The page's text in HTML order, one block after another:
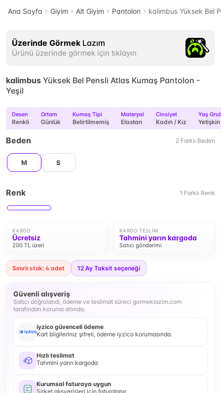
Ana Sayfa Giyim Alt Giyim Pantolon kalimbus Yüksek Bel
Üzerinde Görmek Lazım
Ürünü üzerinde görmek için tıklayın
kalimbus Yüksek Bel Pensli Atlas Kumaş Pantolon -
Yeşil
Desen
Renkli
Ortam
Günlük
Kumaş Tipi
Belirtilmemiş
Materyal
Elastan
Cinsiyet
Kadın / Kız
Yaş
Yetişkin
Beden 2 Farklı Beden
M S
Renk 1 Farklı Renk
KARGO
Ücretsiz
200 TL üzeri
KARGO TESLIM
Tahmini yarın kargoda
Satıcı gönderimi
Sınırlı stok: 4 adet 12 Ay Taksit seçeneği
Güvenli alışveriş
Satıcı doğrulandı, ödeme ve teslimat süreci gormeklazim.com
tarafından koruma altında.
iyzico güvenceli ödeme
Kart bilgileriniz şifreli, ödeme iyzico korumasında.
Hızlı teslimat
Tahmini yarın kargoda
Kurumsal faturaya uygun
Şirket alışverişleri için faturalanır.